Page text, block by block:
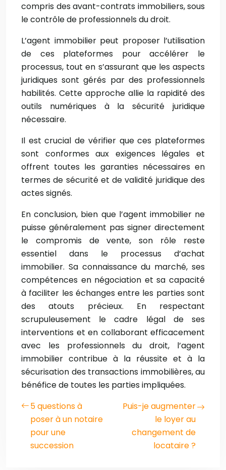
compris des avant-contrats immobiliers, sous
le contrôle de professionnels du droit.
L’agent immobilier peut proposer l’utilisation
de ces plateformes pour accélérer le
processus, tout en s’assurant que les aspects
juridiques sont gérés par des professionnels
habilités. Cette approche allie la rapidité des
outils numériques à la sécurité juridique
nécessaire.
Il est crucial de vérifier que ces plateformes
sont conformes aux exigences légales et
offrent toutes les garanties nécessaires en
termes de sécurité et de validité juridique des
actes signés.
En conclusion, bien que l’agent immobilier ne
puisse généralement pas signer directement
le compromis de vente, son rôle reste
essentiel dans le processus d’achat
immobilier. Sa connaissance du marché, ses
compétences en négociation et sa capacité
à faciliter les échanges entre les parties sont
des atouts précieux. En respectant
scrupuleusement le cadre légal de ses
interventions et en collaborant efficacement
avec les professionnels du droit, l’agent
immobilier contribue à la réussite et à la
sécurisation des transactions immobilières, au
bénéfice de toutes les parties impliquées.
5 questions à
poser à un notaire
pour une
succession
Puis-je augmenter
le loyer au
changement de
locataire ?